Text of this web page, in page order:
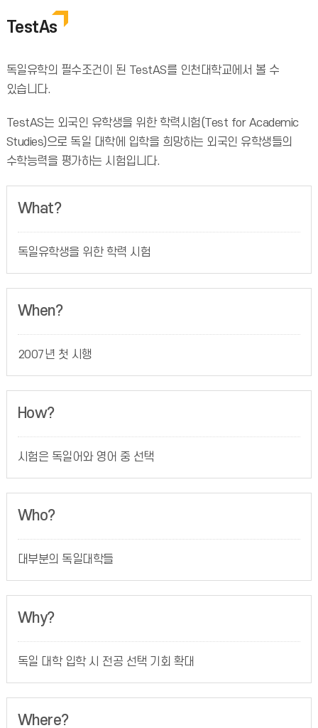
TestAs
독일유학의 필수조건이 된 TestAS를 인천대학교에서 볼 수
있습니다.
TestAS는 외국인 유학생을 위한 학력시험(Test for Academic
Studies)으로 독일 대학에 입학을 희망하는 외국인 유학생들의
수학능력을 평가하는 시험입니다.
What?
독일유학생을 위한 학력 시험
When?
2007년 첫 시행
How?
시험은 독일어와 영어 중 선택
Who?
대부분의 독일대학들
Why?
독일 대학 입학 시 전공 선택 기회 확대
Where?